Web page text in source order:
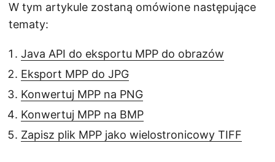
W tym artykule zostaną omówione następujące
tematy:
Java API do eksportu MPP do obrazów
Eksport MPP do JPG
Konwertuj MPP na PNG
Konwertuj MPP na BMP
Zapisz plik MPP jako wielostronicowy TIFF